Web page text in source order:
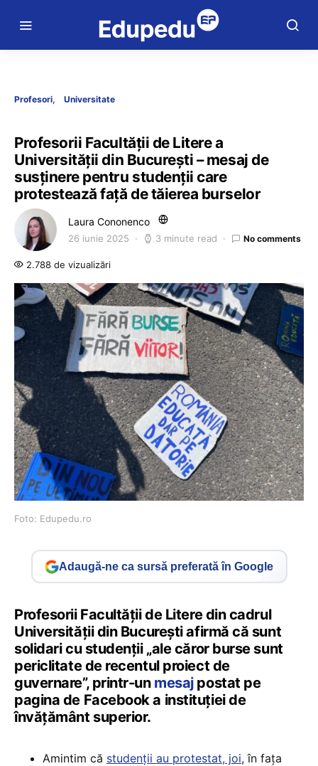
Profesori Universitate
Profesorii Facultății de Litere a
Universității din București – mesaj de
susținere pentru studenții care
protestează față de tăierea burselor
Laura Cononenco
26 iunie 2025 3 minute read No comments
2.788 de vizualizări
Foto: Edupedu.ro
Adaugă-ne ca sursă preferată în Google
Profesorii Facultății de Litere din cadrul
Universității din București afirmă că sunt
solidari cu studenții „ale căror burse sunt
periclitate de recentul proiect de
guvernare”, printr-un mesajpostat pe
pagina de Facebook a instituției de
învățământ superior.
Amintim că studenții au protestat, joi, în fața